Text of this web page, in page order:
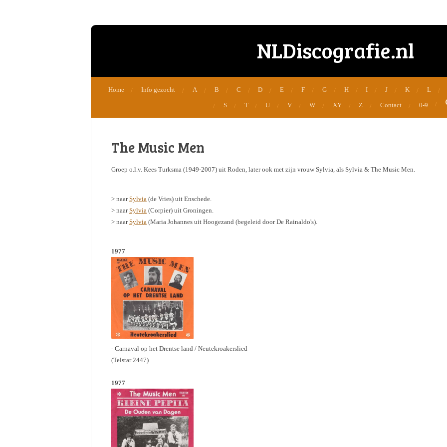
NLDiscografie.nl
Home Info gezocht A B C D E F G H I J K L
S T U V W XY Z Contact 0-9
The Music Men
Groep o.l.v. Kees Turksma (1949-2007) uit Roden, later ook met zijn vrouw Sylvia, als Sylvia & The Music Men.
> naarSylvia (de Vries) uit Enschede.
> naarSylvia (Corpier) uit Groningen.
> naarSylvia (Maria Johannes uit Hoogezand (begeleid door De Rainaldo's).
1977
- Carnaval op het Drentse land / Neutekroakerslied
(Telstar 2447)
1977